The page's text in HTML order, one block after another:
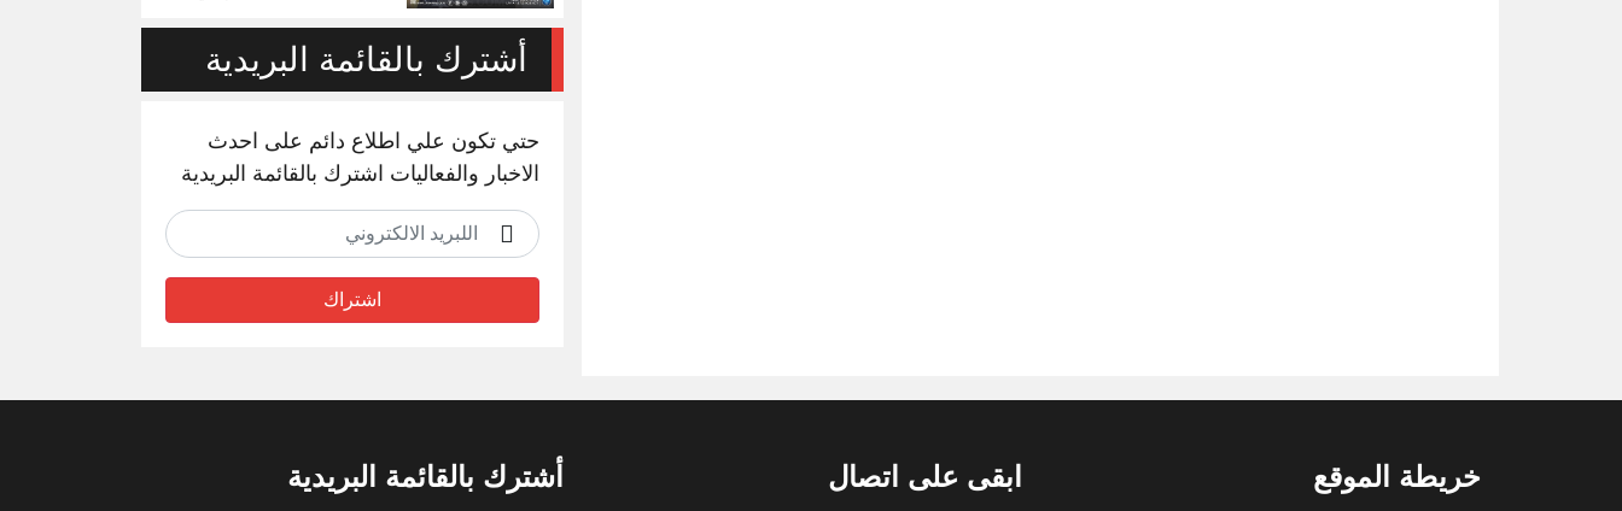
أشترك بالقائمة البريدية
حتي تكون علي اطلاع دائم على احدث
الاخبار والفعاليات اشترك بالقائمة البريدية
اشتراك
خريطة الموقع ابقى على اتصال أشترك بالقائمة البريدية